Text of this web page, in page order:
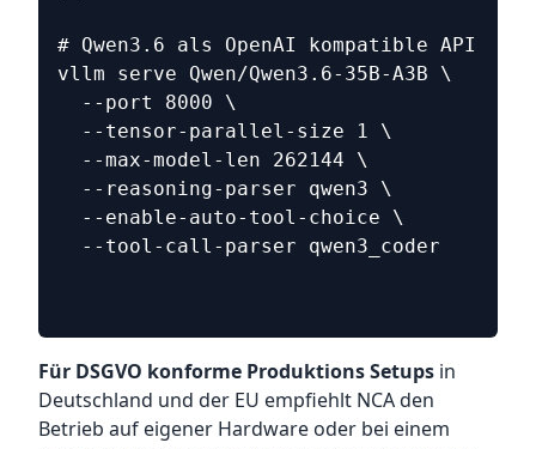
# Qwen3.6 als OpenAI kompatible API
vllm serve Qwen/Qwen3.6-35B-A3B \
--port 8000 \
--tensor-parallel-size 1 \
--max-model-len 262144 \
--reasoning-parser qwen3 \
--enable-auto-tool-choice \
--tool-call-parser qwen3_coder
Für DSGVO konforme Produktions Setups in
Deutschland und der EU empfiehlt NCA den
Betrieb auf eigener Hardware oder bei einem